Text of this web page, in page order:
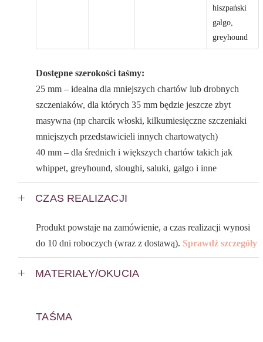
hiszpański
galgo,
greyhound
Dostępne szerokości taśmy:
25 mm – idealna dla mniejszych chartów lub drobnych
szczeniaków, dla których 35 mm będzie jeszcze zbyt
masywna (np charcik włoski, kilkumiesięczne szczeniaki
mniejszych przedstawicieli innych chartowatych)
40 mm – dla średnich i większych chartów takich jak
whippet, greyhound, sloughi, saluki, galgo i inne
CZAS REALIZACJI
Produkt powstaje na zamówienie, a czas realizacji wynosi
do 10 dni roboczych (wraz z dostawą). Sprawdź szczegóły
MATERIAŁY/OKUCIA
TAŚMA